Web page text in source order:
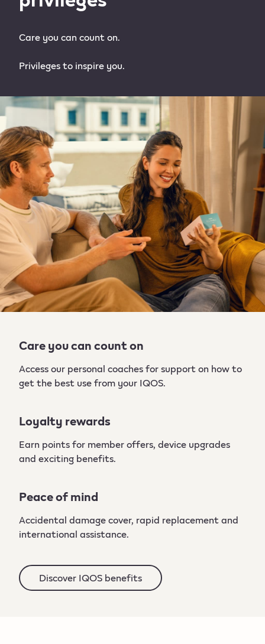
Care you can count on.
Privileges to inspire you.​
Care you can count on
Access our personal coaches for support on how to
get the best use from your IQOS. ​
Loyalty rewards
Earn points for member offers, device upgrades
and exciting benefits.
Peace of mind
Accidental damage cover, rapid replacement and
international assistance.
Discover IQOS benefits​